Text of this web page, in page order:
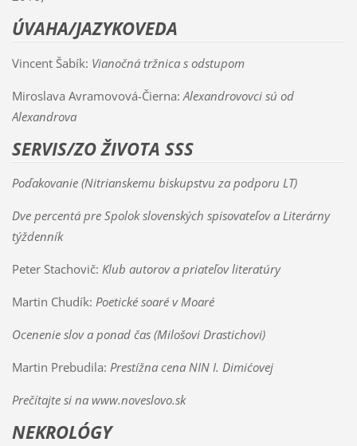
ÚVAHA/JAZYKOVEDA
Vincent Šabík: Vianočná tržnica s odstupom
Miroslava Avramovová-Čierna: Alexandrovovci sú od
Alexandrova
SERVIS/ZO ŽIVOTA SSS
Poďakovanie (Nitrianskemu biskupstvu za podporu LT)
Dve percentá pre Spolok slovenských spisovateľov a Literárny
týždenník
Peter Stachovič: Klub autorov a priateľov literatúry
Martin Chudík: Poetické soaré v Moaré
Ocenenie slov a ponad čas (Milošovi Drastichovi)
Martin Prebudila: Prestížna cena NIN I. Dimićovej
Prečítajte si na www.noveslovo.sk
NEKROLÓGY